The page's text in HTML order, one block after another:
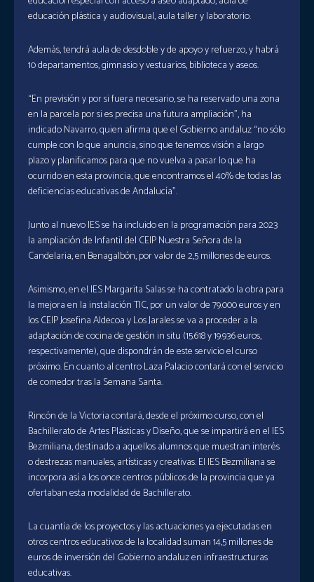
educación plástica y audiovisual, aula taller y laboratorio.
Además, tendrá aula de desdoble y de apoyo y refuerzo, y habrá
10 departamentos, gimnasio y vestuarios, biblioteca y aseos.
“En previsión y por si fuera necesario, se ha reservado una zona
en la parcela por si es precisa una futura ampliación”, ha
indicado Navarro, quien afirma que el Gobierno andaluz “no sólo
cumple con lo que anuncia, sino que tenemos visión a largo
plazo y planificamos para que no vuelva a pasar lo que ha
ocurrido en esta provincia, que encontramos el 40% de todas las
deficiencias educativas de Andalucía”.
Junto al nuevo IES se ha incluido en la programación para 2023
la ampliación de Infantil del CEIP Nuestra Señora de la
Candelaria, en Benagalbón, por valor de 2,5 millones de euros.
Asimismo, en el IES Margarita Salas se ha contratado la obra para
la mejora en la instalación TIC, por un valor de 79.000 euros y en
los CEIP Josefina Aldecoa y Los Jarales se va a proceder a la
adaptación de cocina de gestión in situ (15.618 y 19.936 euros,
respectivamente), que dispondrán de este servicio el curso
próximo. En cuanto al centro Laza Palacio contará con el servicio
de comedor tras la Semana Santa.
Rincón de la Victoria contará, desde el próximo curso, con el
Bachillerato de Artes Plásticas y Diseño, que se impartirá en el IES
Bezmiliana, destinado a aquellos alumnos que muestran interés
o destrezas manuales, artísticas y creativas. El IES Bezmiliana se
incorpora así a los once centros públicos de la provincia que ya
ofertaban esta modalidad de Bachillerato.
La cuantía de los proyectos y las actuaciones ya ejecutadas en
otros centros educativos de la localidad suman 14,5 millones de
euros de inversión del Gobierno andaluz en infraestructuras
educativas.